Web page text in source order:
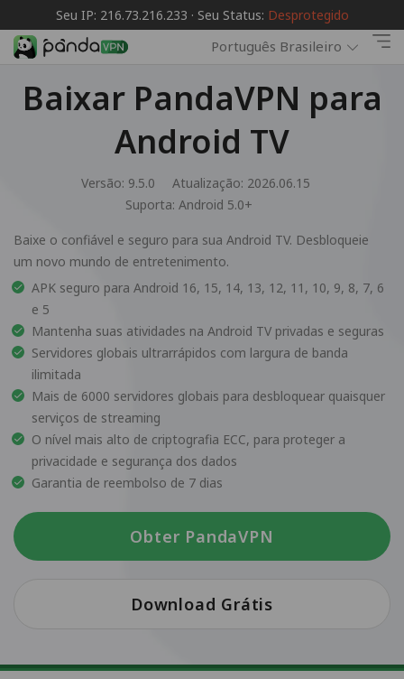
Seu IP: 216.73.216.233 · Seu Status: Desprotegido
Português Brasileiro
Baixar PandaVPN para
Android TV
Versão: 9.5.0
Atualização: 2026.06.15
Suporta: Android 5.0+
Baixe o confiável e seguro para sua Android TV. Desbloqueie
um novo mundo de entretenimento.
APK seguro para Android 16, 15, 14, 13, 12, 11, 10, 9, 8, 7, 6
e 5
Mantenha suas atividades na Android TV privadas e seguras
Servidores globais ultrarrápidos com largura de banda
ilimitada
Mais de 6000 servidores globais para desbloquear quaisquer
serviços de streaming
O nível mais alto de criptografia ECC, para proteger a
privacidade e segurança dos dados
Garantia de reembolso de 7 dias
Obter PandaVPN
Download Grátis